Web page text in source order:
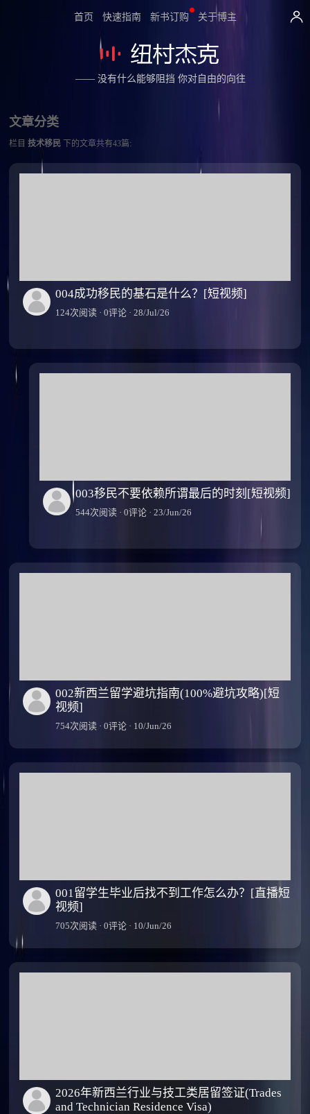
首页 快速指南 新书订购 关于博主
—— 没有什么能够阻挡 你对自由的向往
文章分类
栏目技术移民 下的文章共有43篇:
004成功移民的基石是什么？[短视频]
124次阅读 · 0评论 · 28/Jul/26
003移民不要依赖所谓最后的时刻[短视频]
544次阅读 · 0评论 · 23/Jun/26
002新西兰留学避坑指南(100%避坑攻略)[短
视频]
754次阅读 · 0评论 · 10/Jun/26
001留学生毕业后找不到工作怎么办？[直播短
视频]
705次阅读 · 0评论 · 10/Jun/26
2026年新西兰行业与技工类居留签证(Trades
and Technician Residence Visa)